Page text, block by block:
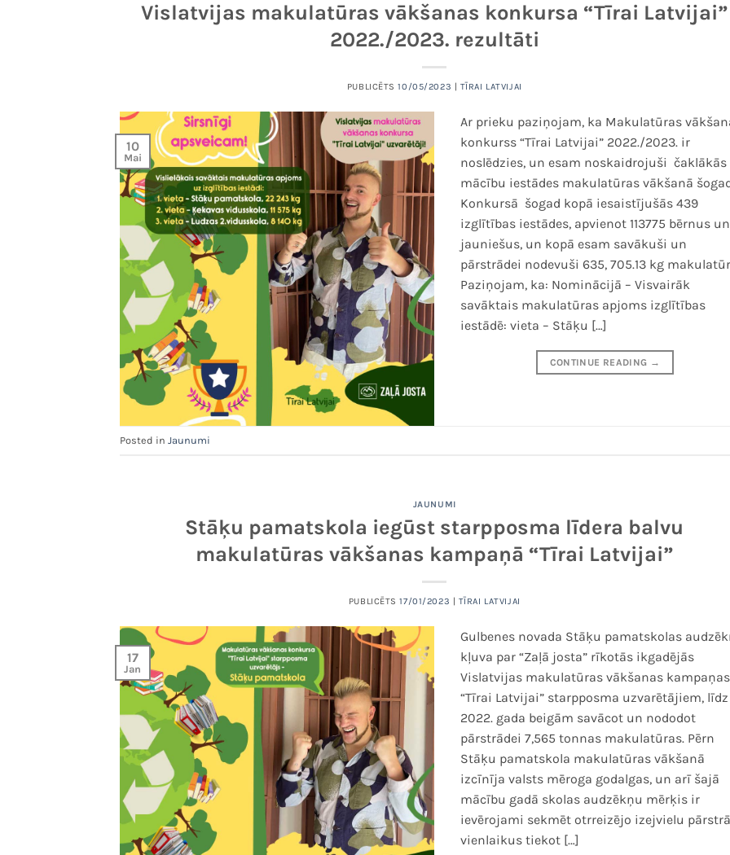
Vislatvijas makulatūras vākšanas konkursa “Tīrai Latvijai”
2022./2023. rezultāti
PUBLICĒTS10/05/2023 | TĪRAI LATVIJAI
10
Mai
Ar prieku paziņojam, ka Makulatūras
konkurss “Tīrai Latvijai” 2022./2023. ir
noslēdzies, un esam noskaidrojuši čaklākās
mācību iestādes makulatūras vākšanā
Konkursā šogad kopā iesaistījušās 439
izglītības iestādes, apvienot 113775 bērnus un
jauniešus, un kopā esam savākuši un
pārstrādei nodevuši 635, 705.13 kg
Paziņojam, ka: Nominācijā – Visvairāk
savāktais makulatūras apjoms izglītības
iestādē: vieta – Stāķu […]
CONTINUE READING →
Posted in Jaunumi
JAUNUMI
Stāķu pamatskola iegūst starpposma līdera balvu
makulatūras vākšanas kampaņā “Tīrai Latvijai”
PUBLICĒTS17/01/2023 | TĪRAI LATVIJAI
17
Jan
Gulbenes novada Stāķu pamatskolas
kļuva par “Zaļā josta” rīkotās ikgadējās
Vislatvijas makulatūras vākšanas kampaņas
“Tīrai Latvijai” starpposma uzvarētājiem, līdz
2022. gada beigām savācot un nododot
pārstrādei 7,565 tonnas makulatūras. Pērn
Stāķu pamatskola makulatūras vākšanā
izcīnīja valsts mēroga godalgas, un arī šajā
mācību gadā skolas audzēkņu mērķis ir
ievērojami sekmēt otrreizējo izejvielu
vienlaikus tiekot […]